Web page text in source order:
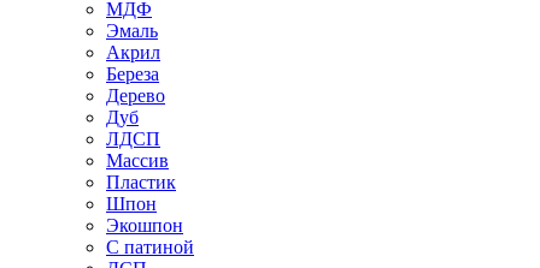
МДФ
Эмаль
Акрил
Береза
Дерево
Дуб
ЛДСП
Массив
Пластик
Шпон
Экошпон
С патиной